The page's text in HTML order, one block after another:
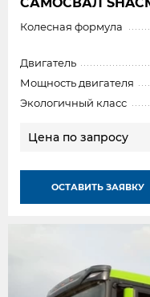
САМОСВАЛ
Колесная формула
Двигатель
Мощность двигателя
Экологичный класс
Цена по запросу
ОСТАВИТЬ ЗАЯВКУ